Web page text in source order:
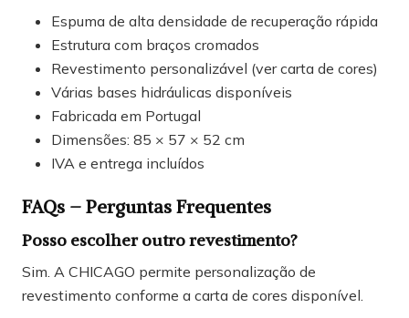
Espuma de alta densidade de recuperação rápida
Estrutura com braços cromados
Revestimento personalizável (ver carta de cores)
Várias bases hidráulicas disponíveis
Fabricada em Portugal
Dimensões: 85 × 57 × 52 cm
IVA e entrega incluídos
FAQs – Perguntas Frequentes
Posso escolher outro revestimento?
Sim. A CHICAGO permite personalização de
revestimento conforme a carta de cores disponível.